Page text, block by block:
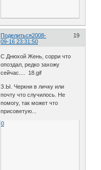
Поделиться 19
2008-
09-16 23:31:50
С Днюхой Жень, сорри что
опоздал, редко захожу
сейчас.... 18.gif
З.Ы. Черкни в личку или
почту что случилось. Не
помогу, так может что
присоветую...
0